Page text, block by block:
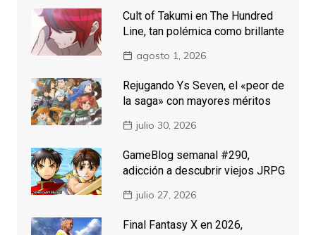
Cult of Takumi en The Hundred
Line, tan polémica como brillante
agosto 1, 2026
Rejugando Ys Seven, el «peor de
la saga» con mayores méritos
julio 30, 2026
GameBlog semanal #290,
adicción a descubrir viejos JRPG
julio 27, 2026
Final Fantasy X en 2026,